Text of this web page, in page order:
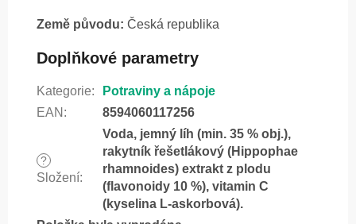
Země původu: Česká republika
Doplňkové parametry
Kategorie:
Potraviny a nápoje
EAN : 8594060117256
?
Složení:
Voda, jemný líh (min. 35 % obj.),
rakytník řešetlákový (Hippophae
rhamnoides) extrakt z plodu
(flavonoidy 10 %), vitamin C
(kyselina L-askorbová).